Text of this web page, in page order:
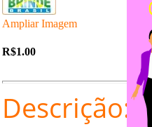
Ampliar Imagem
R$1.00
Descrição: